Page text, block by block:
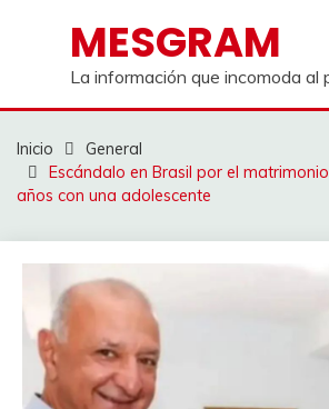
contenidoMESGRAM
La información que incomoda al
Inicio
General
Escándalo en Brasil por el
años con una adolescente